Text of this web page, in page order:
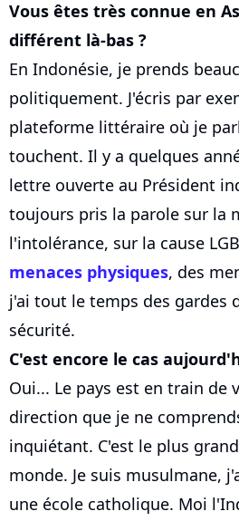
Vous êtes très connue en
différent là-bas ?
En Indonésie, je prends
politiquement. J'écris par
plateforme littéraire où je
touchent. Il y a quelques
lettre ouverte au Président
toujours pris la parole sur la
l'intolérance, sur la cause
menaces physiques, des
j'ai tout le temps des gardes
sécurité.
C'est encore le cas
Oui... Le pays est en train de
direction que je ne
inquiétant. C'est le plus
monde. Je suis musulmane,
une école catholique. Moi